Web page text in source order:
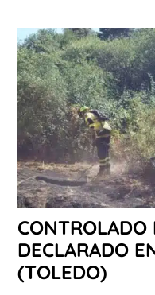
CONTROLADO
DECLARADO
(TOLEDO)